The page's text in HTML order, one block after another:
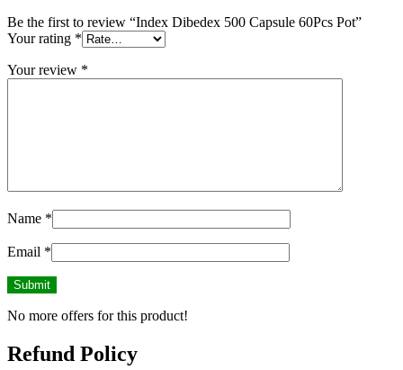
Be the first to review “Index Dibedex 500 Capsule 60Pcs Pot”
Your rating *
Your review *
Name *
Email *
No more offers for this product!
Refund Policy